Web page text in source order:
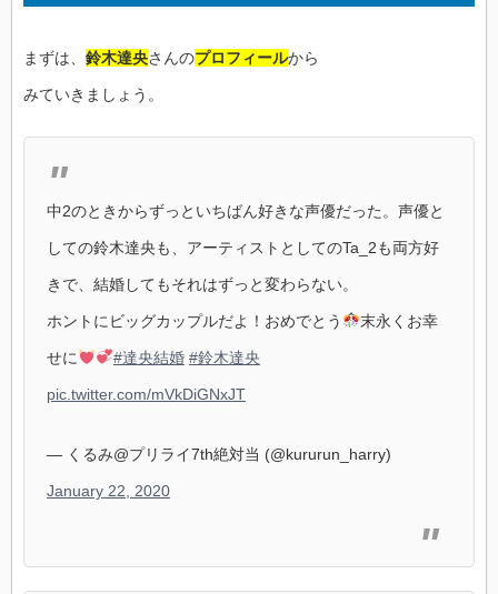
まずは、 鈴木達央さんのプロフィールから
みていきましょう。
中2のときからずっといちばん好きな声優だった。声優と
しての鈴木達央も、アーティストとしてのTa_2も両方好
きで、結婚してもそれはずっと変わらない。
ホントにビッグカップルだよ！おめでとう 末永くお幸
せに #達央結婚 #鈴木達央
pic.twitter.com/mVkDiGNxJT
— くるみ@プリライ7th絶対当 (@kururun_harry)
January 22, 2020